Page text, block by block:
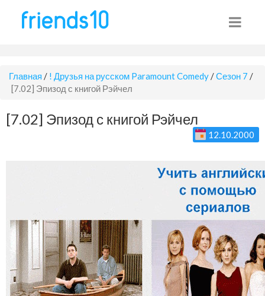
Главная / ! Друзья на русском Paramount Comedy /Сезон 7 /
[7.02] Эпизод с книгой Рэйчел
[7.02] Эпизод с книгой Рэйчел
12.10.2000